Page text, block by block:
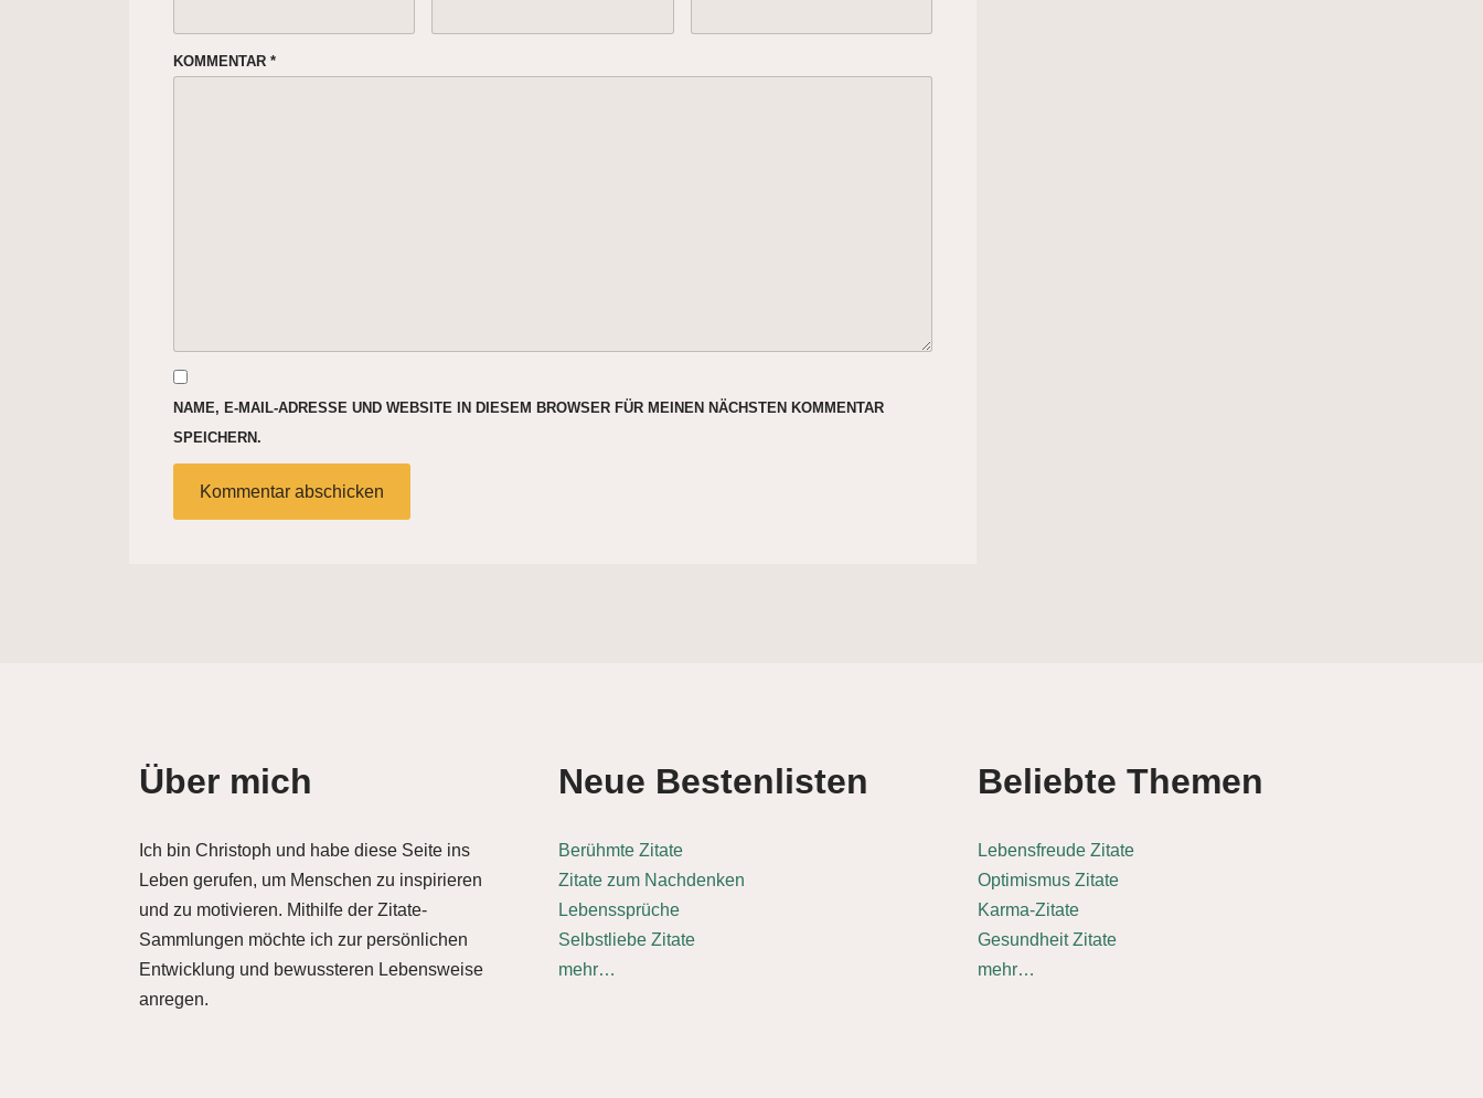
KOMMENTAR *
NAME, E-MAIL-ADRESSE UND WEBSITE IN DIESEM BROWSER FÜR MEINEN NÄCHSTEN KOMMENTAR
SPEICHERN.
Über mich
Ich bin Christoph und habe diese Seite ins
Leben gerufen, um Menschen zu inspirieren
und zu motivieren. Mithilfe der Zitate-
Sammlungen möchte ich zur persönlichen
Entwicklung und bewussteren Lebensweise
anregen.
Neue Bestenlisten
Berühmte Zitate
Zitate zum Nachdenken
Lebenssprüche
Selbstliebe Zitate
mehr…
Beliebte Themen
Lebensfreude Zitate
Optimismus Zitate
Karma-Zitate
Gesundheit Zitate
mehr…